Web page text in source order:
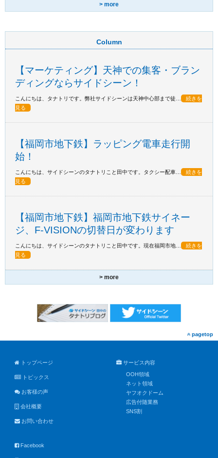
> more
Column
【マーケティング】天神での集客・ブラン
ディングならサイドシーン！
こんにちは、タナトリです。弊社サイドシーンは天神中心部まで徒…
続きを
見る
【福岡市地下鉄】ラッピング電車走行開
始！
こんにちは、サイドシーンのタナトリこと田中です。タクシー配車…
続きを
見る
【福岡市地下鉄】福岡市地下鉄サイネー
ジ、F-VISIONの切替日が変わります
こんにちは、サイドシーンのタナトリこと田中です。現在福岡市地…
続きを
見る
> more
pagetop
トップページ
トピックス
お客様の声
会社概要
お問い合わせ
Facebook
サービス内容
OOH領域
ネット領域
ヤフオクドーム
広告付随業務
SNS割